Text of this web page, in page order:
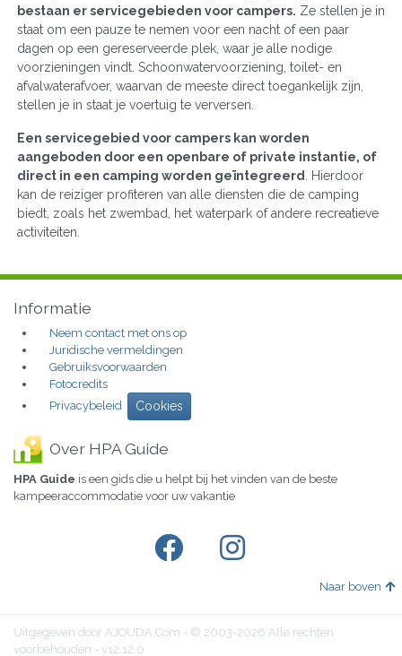
bestaan er servicegebieden voor campers. Ze stellen je in
staat om een pauze te nemen voor een nacht of een paar
dagen op een gereserveerde plek, waar je alle nodige
voorzieningen vindt. Schoonwatervoorziening, toilet- en
afvalwaterafvoer, waarvan de meeste direct toegankelijk zijn,
stellen je in staat je voertuig te verversen.
Een servicegebied voor campers kan worden
aangeboden door een openbare of private instantie, of
direct in een camping worden geïntegreerd
. Hierdoor
kan de reiziger profiteren van alle diensten die de camping
biedt, zoals het zwembad, het waterpark of andere recreatieve
activiteiten.
Informatie
Neem contact met ons op
Juridische vermeldingen
Gebruiksvoorwaarden
Fotocredits
Privacybeleid
Cookies
Over HPA Guide
HPA Guide is een gids die u helpt bij het vinden van de beste
kampeeraccommodatie voor uw vakantie
Naar boven
Uitgegeven door AJOUDA.Com - © 2003-2026 Alle rechten
voorbehouden - v12.12.0